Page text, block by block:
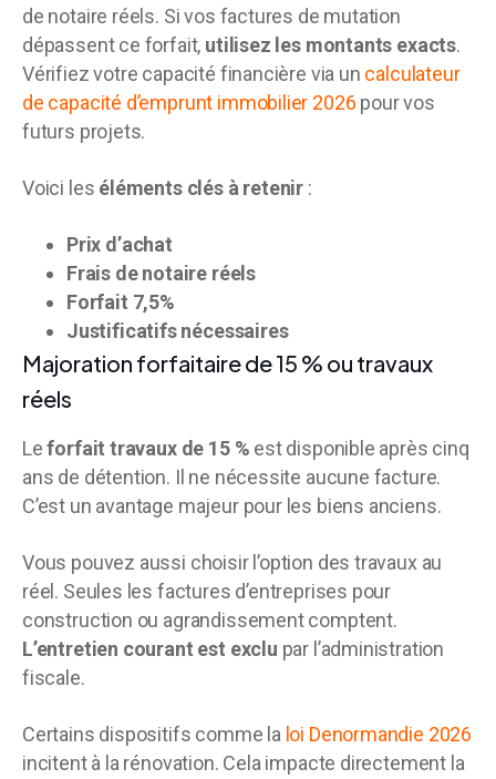
de notaire réels. Si vos factures de mutation
dépassent ce forfait, utilisez les montants exacts.
Vérifiez votre capacité financière via un calculateur
de capacité d’emprunt immobilier 2026 pour vos
futurs projets.
Voici les éléments clés à retenir :
Prix d’achat
Frais de notaire réels
Forfait 7,5%
Justificatifs nécessaires
Majoration forfaitaire de 15 % ou travaux
réels
Leforfait travaux de 15 % est disponible après cinq
ans de détention. Il ne nécessite aucune facture.
C’est un avantage majeur pour les biens anciens.
Vous pouvez aussi choisir l’option des travaux au
réel. Seules les factures d’entreprises pour
construction ou agrandissement comptent.
L’entretien courant est exclu par l’administration
fiscale.
Certains dispositifs comme la loi Denormandie 2026
incitent à la rénovation. Cela impacte directement la